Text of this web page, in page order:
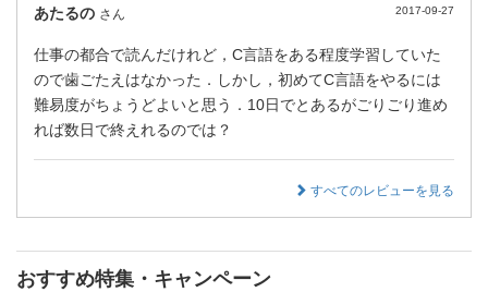
あたるの さん 2017-09-27
仕事の都合で読んだけれど，C言語をある程度学習していた
ので歯ごたえはなかった．しかし，初めてC言語をやるには
難易度がちょうどよいと思う．10日でとあるがごりごり進め
れば数日で終えれるのでは？
すべてのレビューを見る
おすすめ特集・キャンペーン